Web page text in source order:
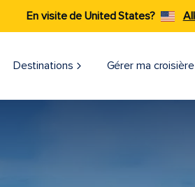
En visite de United States?
Destinations Gérer ma croisière